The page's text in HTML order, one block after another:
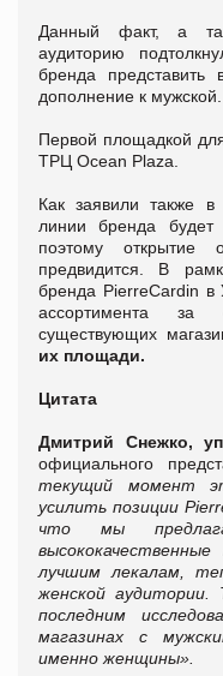
Данный факт, а
аудиторию
бренда
дополнение к мужской.
Первой площадкой
ТРЦ Ocean Plaza.
Как заявили также в
линии бренда будет
поэтому открытие
предвидится. В
бренда PierreCardin в
ассортимента
существующих
их площади.
Цитата
Дмитрий Снежко,
официального
текущий момент
усилить позиции
что мы
лучшим лекалам,
женской
последним
магазинах с
именно женщины».